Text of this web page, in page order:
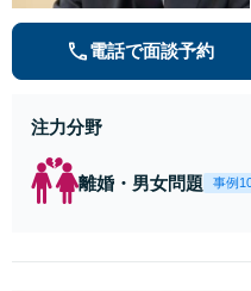
電話で面談予約
注力分野
離婚・男女問題 事例